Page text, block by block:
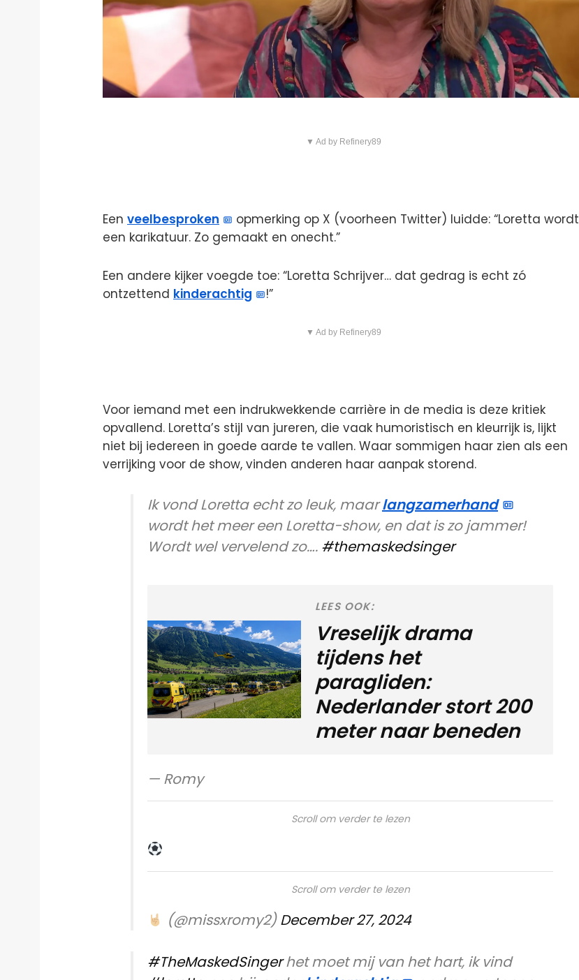
▼ Ad by Refinery89
Een veelbesproken
opmerking op X (voorheen Twitter) luidde: “Loretta wordt
een karikatuur. Zo gemaakt en onecht.”
Een andere kijker voegde toe: “Loretta Schrijver… dat gedrag is echt zó
ontzettend kinderachtig !”
▼ Ad by Refinery89
Voor iemand met een indrukwekkende carrière in de media is deze kritiek
opvallend. Loretta’s stijl van jureren, die vaak humoristisch en kleurrijk is, lijkt
niet bij iedereen in goede aarde te vallen. Waar sommigen haar zien als een
verrijking voor de show, vinden anderen haar aanpak storend.
Ik vond Loretta echt zo leuk, maarlangzamerhand
wordt het meer een Loretta-show, en dat is zo jammer!
Wordt wel vervelend zo…. #themaskedsinger
LEES OOK:
Vreselijk drama
tijdens het
paragliden:
Nederlander stort 200
meter naar beneden
— Romy
Scroll om verder te lezen
Scroll om verder te lezen
(@missxromy2)December 27, 2024
#TheMaskedSingerhet moet mij van het hart, ik vind